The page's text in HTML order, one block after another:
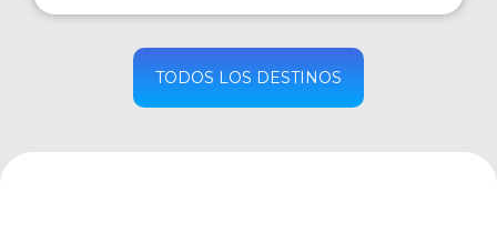
COMPRAR
TODOS LOS DESTINOS